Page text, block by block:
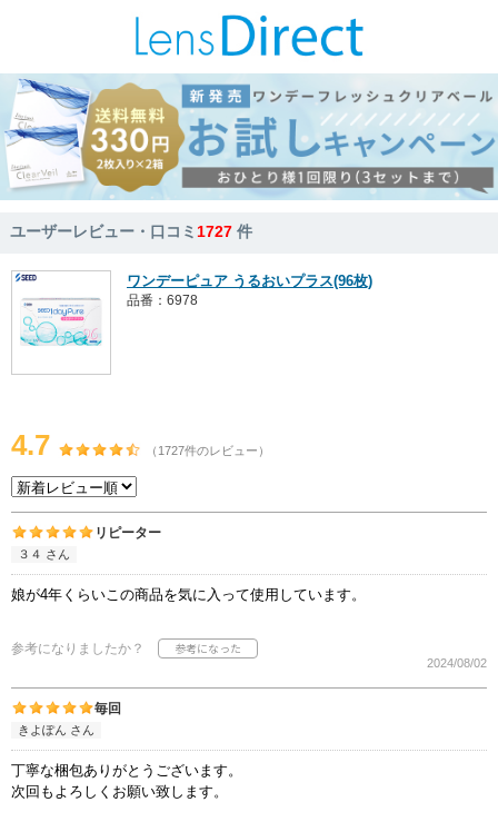
ユーザーレビュー・口コミ1727 件
ワンデーピュア うるおいプラス(96枚)
品番：6978
4.7 （1727件のレビュー）
リピーター
３４ さん
娘が4年くらいこの商品を気に入って使用しています。
参考になりましたか？
2024/08/02
毎回
きよぽん さん
丁寧な梱包ありがとうございます。
次回もよろしくお願い致します。